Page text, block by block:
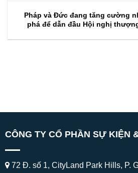
Pháp và Đức đang tăng cường
phá để dẫn đầu Hội nghị
CÔNG TY CỔ PHẦN SỰ KIỆN
72 Đ. số 1, CityLand Park Hills, P.